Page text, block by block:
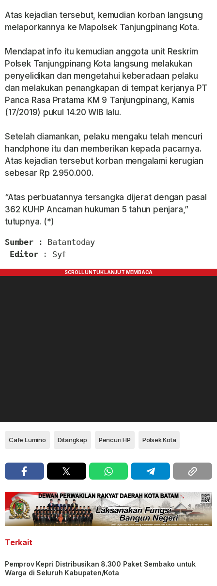
Atas kejadian tersebut, kemudian korban langsung
melaporkannya ke Mapolsek Tanjungpinang Kota.
Mendapat info itu kemudian anggota unit Reskrim
Polsek Tanjungpinang Kota langsung melakukan
penyelidikan dan mengetahui keberadaan pelaku
dan melakukan penangkapan di tempat kerjanya PT
Panca Rasa Pratama KM 9 Tanjungpinang, Kamis
(17/2019) pukul 14.20 WIB lalu.
Setelah diamankan, pelaku mengaku telah mencuri
handphone itu dan memberikan kepada pacarnya.
Atas kejadian tersebut korban mengalami kerugian
sebesar Rp 2.950.000.
“Atas perbuatannya tersangka dijerat dengan pasal
362 KUHP Ancaman hukuman 5 tahun penjara,”
tutupnya. (*)
Sumber : Batamtoday
Editor : Syf
Cafe Lumino Ditangkap Pencuri HP Polsek Kota
Terkait
Pemprov Kepri Distribusikan 8.300 Paket Sembako untuk
Warga di Seluruh Kabupaten/Kota